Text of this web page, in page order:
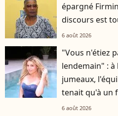
épargné
discours est
6 août 2026
"Vous n'étiez
lendemain" : à
jumeaux,
tenait qu'à un
6 août 2026